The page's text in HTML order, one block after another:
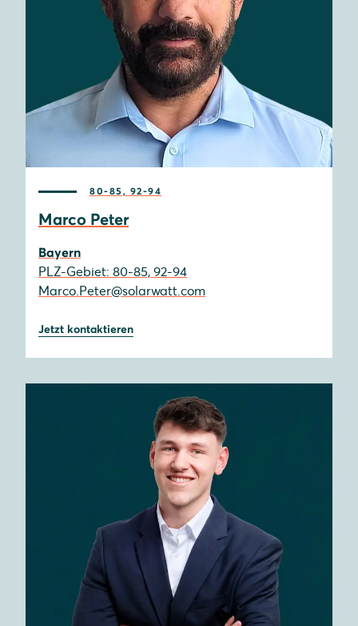
80-85, 92-94
Marco Peter
Bayern
PLZ-Gebiet: 80-85, 92-94
Marco.Peter@solarwatt.com
Jetzt kontaktieren